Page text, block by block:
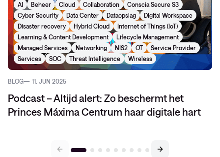
AI Beheer Cloud Collaboration
Conscia Secure S3
Cyber Security
Data Center Dataopslag
Digital Workspace
Disaster recovery
Hybrid Cloud
Internet of Things (IoT)
Learning & Content Development
Lifecycle Management
Managed Services
Networking NIS2 OT
Service Provider
Services
SOC Threat Intelligence Wireless
BLOG 11. JUN 2025
Podcast – Altijd alert: Zo beschermt het
Princes Máxima Centrum haar digitale hart